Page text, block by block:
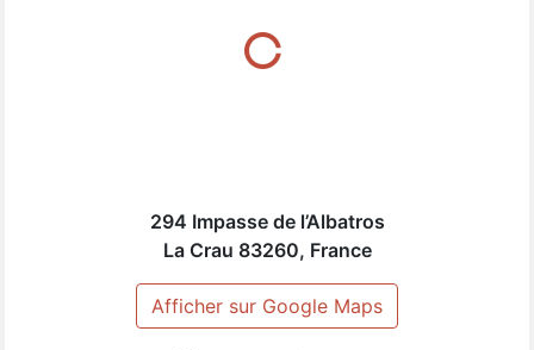
294 Impasse de l’Albatros
La Crau 83260, France
Afficher sur Google Maps